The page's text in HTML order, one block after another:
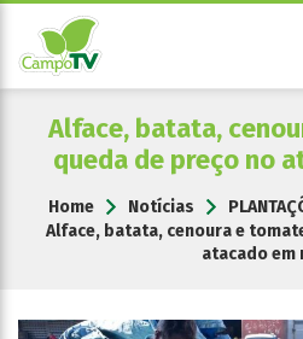
Pular
conteúdo
Alface, batata,
queda de preço no
Home Notícias
Alface, batata, cenoura e
atacado em